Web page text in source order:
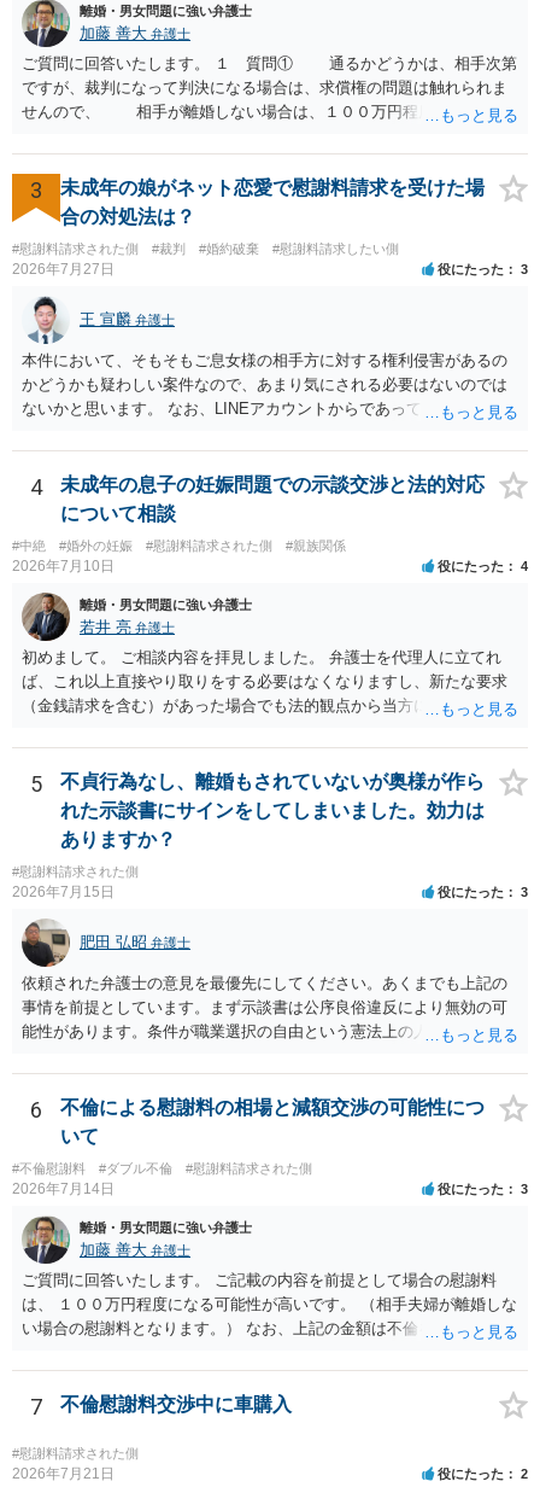
と考えます。 ③ 借用書があっても、後から100万円を貸付扱いに変更
することは認められるのか。 ⇒おそらく１００万円は不当利得（受け
取る正当な権利がないのに利益を取得した）として返還請求されてい
るものかと推察しますので、 貸金返還ではないかと存じます。 ④ 私
は現在、収入も不安定で貯金もなくリボ払い借金が既に約100万あり。
今年に再婚したが主人はお金に厳しい為、一括で220万円を支払う事は
困難 仮に裁判で敗訴した場合でも、分割払いになる可能性はあります
か。 ⇒判決となり敗訴してしまった場合は、強制執行により不動産等
の財産を差し押さえられ、そこから債権回収が図られることになりま
すが、 和解であれば柔軟な解決が可能ですので、その場合は分割払
いにより支払うことも十分可能です。 ⑤ このような事情であれば、私
は120万円のみ和解交渉を続けるべきでしょうか。 ⇒ご相談者様の認
識を前提にすれば、１００万円も含めて返済する必要はないと考えら
れるため、 120万円のみについて交渉を続けることがベターかと存じ
ます。
離婚・男女問題に強い弁護士
加藤 善大 弁護士
ご質問に回答いたします。 １ 質問① 通るかどうかは、相手次第
ですが、裁判になって判決になる場合は、求償権の問題は触れられま
せんので、 相手が離婚しない場合は、１００万円程度となる可能
するデメリットはありますから（経済的、時間的、精神的負担等）、
反対にご自身が、裁判も辞さずという姿勢を示すことで、プラス
に働く可能性は有り得ます。 交渉で解決する多くの場合は、相手
が弁護士に依頼しているケースで、５０万円以下で合意できる場合は
稀であると思います。 通常は、６０万円から８０万円程度になる
ことが多いというのが私の印象です。 ２ 質問② ご記載の内容が
減額を進めるうえでの交渉材料かと思います。 なお、ご自身が離
婚しないことは、交渉材料にはならないかと思いますので、ご注意く
ださい。 また、相手夫婦の婚姻関係が既に破綻していたことや、
相手女性が結婚しているとは知らなかったと主張することもあります
が、 ケースバイケースですので、ご自身の場合にそれらの主張が
できるかはよくお考え下さい。 ３ 質問③ 違約金を５０万円とす
る旨の交渉をすることが妥当かどうかという基準はありません。
公序良俗に反するような金額では、その条項自体が無効になり得ます
が、 ２００万円でも、５０万円でも、公序良俗に反するほど高額
とはいえないと考えますので、 結局は、妥当かどうかというより
も、ご自身が納得できるかどうかという基準でお考えいただくといい
と思います。 そのうえで、合意できるかは、相手も納得できるか
否かにかかってはきますが。 ４ 質問④ ご記載の内容からは判断
できないのですが、 清算条項を記載しないで合意することはリス
クがありますので、むしろ、原則としては、清算条項を記載するべき
であるとお考えいただくといいです。 ご質問に対する回答は以上で
すが、可能であれば、ご依頼になるかは別として、お近くの弁護士に
直接相談されて、 今後の対応についてアドバイス等を求めることを
3
未成年の娘がネット恋愛で慰謝料請求を受けた場
合の対処法は？
#慰謝料請求された側 #裁判 #婚約破棄 #慰謝料請求したい側
2026年7月27日 役にたった 3
王 宣麟 弁護士
本件において、そもそもご息女様の相手方に対する権利侵害があるの
かどうかも疑わしい案件なので、あまり気にされる必要はないのでは
ないかと思います。 なお、LINEアカウントからであっても、そこに紐
るパターンはありえるものの、本件のような精神的損害が発生したと
明確にいえないような案件において開示がなされる可能性も低いので
はないかと推察します。
4
未成年の息子の妊娠問題での示談交渉と法的対応
について相談
#中絶 #婚外の妊娠 #慰謝料請求された側 #親族関係
2026年7月10日 役にたった 4
離婚・男女問題に強い弁護士
若井 亮 弁護士
初めまして。 ご相談内容を拝見しました。 弁護士を代理人に立てれ
ば、これ以上直接やり取りをする必要はなくなりますし、新たな要求
（金銭請求を含む）があった場合でも法的観点から当方に支払うべき
いのであれば、基本的にはご自身で対応していくことになります。 こ
れ以上の要求を回避するためには、合意内容を書面しておくことで
す。 特に重要な点としては、合意事項以外には貸し借りが無いことを
確認する条項（清算条項）をきちんと盛り込んでおくことです。 お金
を払うにしても、紛争が蒸し返されないよう、合意書を作成して取り
交わすようにしてください。
5
不貞行為なし、離婚もされていないが奥様が作ら
れた示談書にサインをしてしまいました。効力は
ありますか？
#慰謝料請求された側
2026年7月15日 役にたった 3
肥田 弘昭 弁護士
依頼された弁護士の意見を最優先にしてください。あくまでも上記の
事情を前提としています。まず示談書は公序良俗違反により無効の可
能性があります。条件が職業選択の自由という憲法上の人権を侵害し
可能性もあるかと思います。ご参考にしてください。
6
不倫による慰謝料の相場と減額交渉の可能性につ
いて
#不倫慰謝料 #ダブル不倫 #慰謝料請求された側
2026年7月14日 役にたった 3
離婚・男女問題に強い弁護士
加藤 善大 弁護士
ご質問に回答いたします。 ご記載の内容を前提として場合の慰謝料
は、 １００万円程度になる可能性が高いです。 （相手夫婦が離婚しな
い場合の慰謝料となります。） なお、上記の金額は不倫をした２名が
半額程度の支払を求める、 求償ができることになります。 その求償権
を放棄する場合の慰謝料相場は、６０万円から８０万円程度になるこ
を放棄してもらうメリットがあることになります。） ５年後に離婚す
る可能性について、慰謝料額に影響が出る可能性はないと考えます。
7 不倫慰謝料交渉中に車購入
#慰謝料請求された側
2026年7月21日 役にたった 2